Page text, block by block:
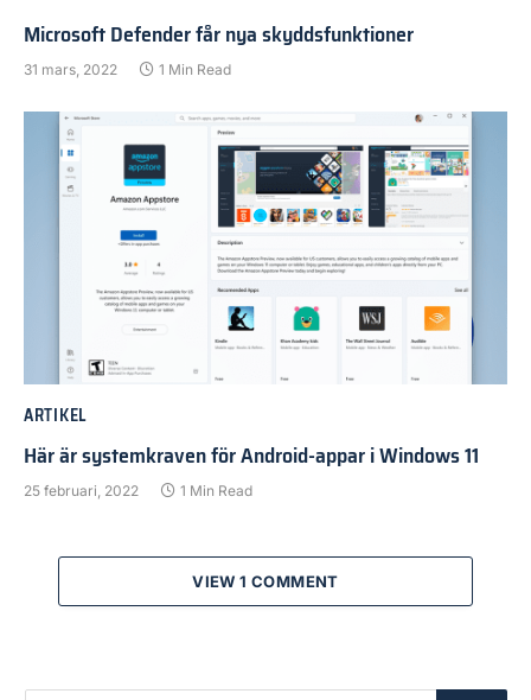
Microsoft Defender får nya skyddsfunktioner
31 mars, 2022 1 Min Read
ARTIKEL
Här är systemkraven för Android-appar i Windows 11
25 februari, 2022 1 Min Read
VIEW 1 COMMENT